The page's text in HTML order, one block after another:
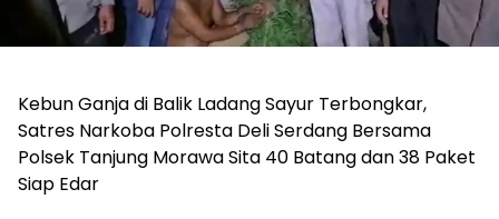
Kebun Ganja di Balik Ladang Sayur Terbongkar,
Satres Narkoba Polresta Deli Serdang Bersama
Polsek Tanjung Morawa Sita 40 Batang dan 38 Paket
Siap Edar